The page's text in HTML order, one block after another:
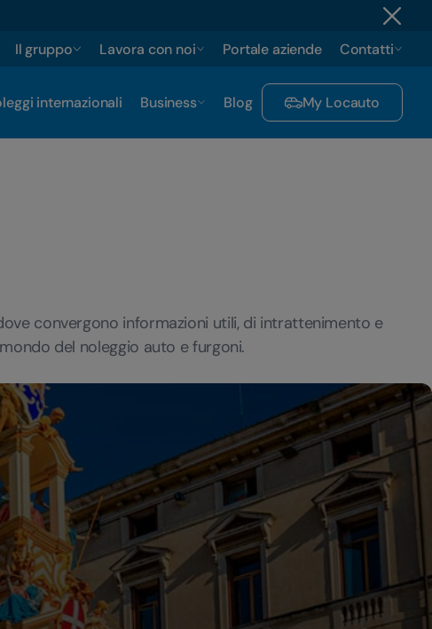
Il gruppo Lavora con noi Portale aziende Contatti
internazionali Business Blog My Locauto
convergono informazioni utili, di intrattenimento e
del noleggio auto e furgoni.